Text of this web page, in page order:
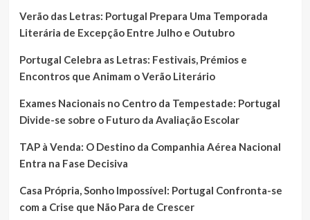
Verão das Letras: Portugal Prepara Uma Temporada
Literária de Excepção Entre Julho e Outubro
Portugal Celebra as Letras: Festivais, Prémios e
Encontros que Animam o Verão Literário
Exames Nacionais no Centro da Tempestade: Portugal
Divide-se sobre o Futuro da Avaliação Escolar
TAP à Venda: O Destino da Companhia Aérea Nacional
Entra na Fase Decisiva
Casa Própria, Sonho Impossível: Portugal Confronta-se
com a Crise que Não Para de Crescer